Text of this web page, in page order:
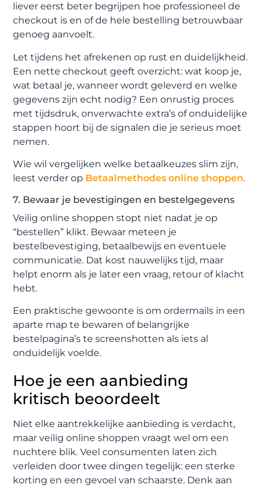
liever eerst beter begrijpen hoe professioneel de
checkout is en of de hele bestelling betrouwbaar
genoeg aanvoelt.
Let tijdens het afrekenen op rust en duidelijkheid.
Een nette checkout geeft overzicht: wat koop je,
wat betaal je, wanneer wordt geleverd en welke
gegevens zijn echt nodig? Een onrustig proces
met tijdsdruk, onverwachte extra’s of onduidelijke
stappen hoort bij de signalen die je serieus moet
nemen.
Wie wil vergelijken welke betaalkeuzes slim zijn,
leest verder op Betaalmethodes online shoppen.
7. Bewaar je bevestigingen en bestelgegevens
Veilig online shoppen stopt niet nadat je op
“bestellen” klikt. Bewaar meteen je
bestelbevestiging, betaalbewijs en eventuele
communicatie. Dat kost nauwelijks tijd, maar
helpt enorm als je later een vraag, retour of klacht
hebt.
Een praktische gewoonte is om ordermails in een
aparte map te bewaren of belangrijke
bestelpagina’s te screenshotten als iets al
onduidelijk voelde.
Hoe je een aanbieding
kritisch beoordeelt
Niet elke aantrekkelijke aanbieding is verdacht,
maar veilig online shoppen vraagt wel om een
nuchtere blik. Veel consumenten laten zich
verleiden door twee dingen tegelijk: een sterke
korting en een gevoel van schaarste. Denk aan